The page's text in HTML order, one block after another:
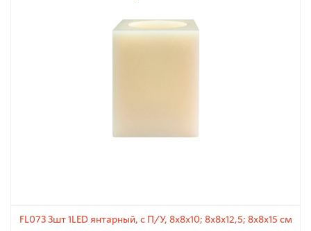
FL073 3шт 1LED янтарный, с П/У, 8x8x10; 8x8x12,5; 8x8x15 см